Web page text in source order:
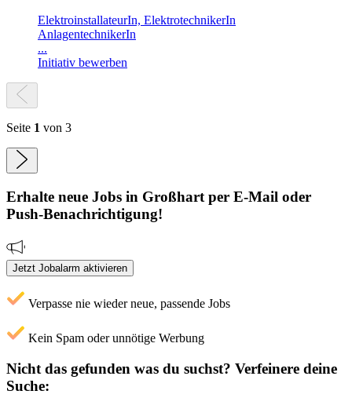
ElektroinstallateurIn, ElektrotechnikerIn
AnlagentechnikerIn
...
Initiativ bewerben
Seite 1 von 3
Erhalte neue Jobs in Großhart per E-Mail oder
Push-Benachrichtigung!
Jetzt Jobalarm aktivieren
Verpasse nie wieder neue, passende Jobs
Kein Spam oder unnötige Werbung
Nicht das gefunden was du suchst? Verfeinere deine
Suche: